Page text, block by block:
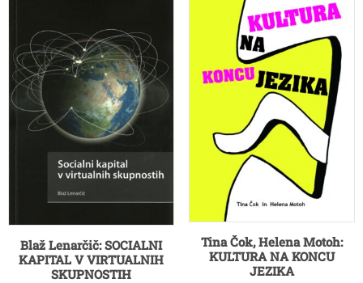
Blaž Lenarčič: SOCIALNI
KAPITAL V VIRTUALNIH
SKUPNOSTIH
Tina Čok, Helena Motoh:
KULTURA NA KONCU
JEZIKA